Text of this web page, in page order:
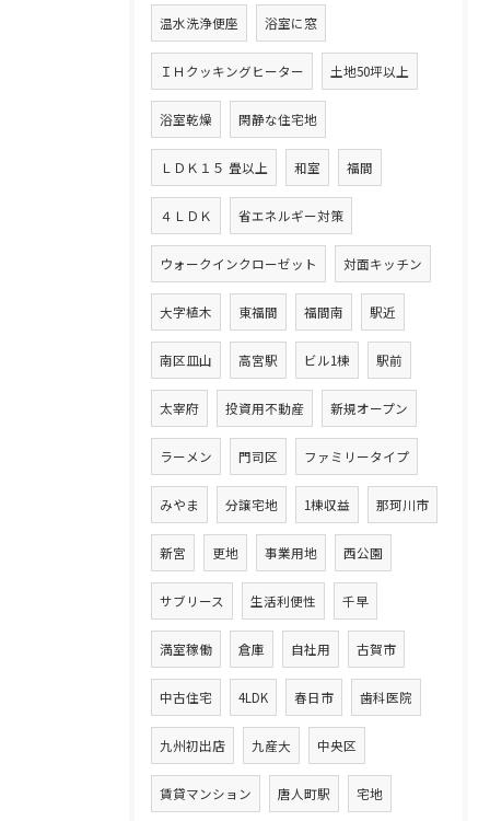
温水洗浄便座 浴室に窓
ＩＨクッキングヒーター 土地50坪以上
浴室乾燥 閑静な住宅地
ＬＤＫ１５ 畳以上 和室 福間
４ＬＤＫ 省エネルギー対策
ウォークインクローゼット 対面キッチン
大字植木 東福間 福間南 駅近
南区皿山 高宮駅 ビル1棟 駅前
太宰府 投資用不動産 新規オープン
ラーメン 門司区 ファミリータイプ
みやま 分譲宅地 1棟収益 那珂川市
新宮 更地 事業用地 西公園
サブリース 生活利便性 千早
満室稼働 倉庫 自社用 古賀市
中古住宅 4LDK 春日市 歯科医院
九州初出店 九産大 中央区
賃貸マンション 唐人町駅 宅地